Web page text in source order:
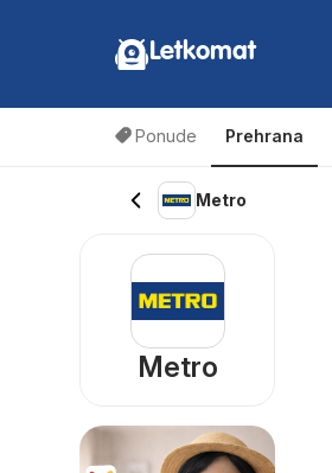
Letkomat
Ponude Prehrana
Metro
Metro